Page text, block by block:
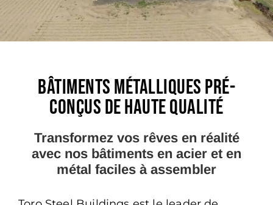
BÂTIMENTS MÉTALLIQUES PRÉ-
CONÇUS DE HAUTE QUALITÉ
Transformez vos rêves en réalité
avec nos bâtiments en acier et en
métal faciles à assembler